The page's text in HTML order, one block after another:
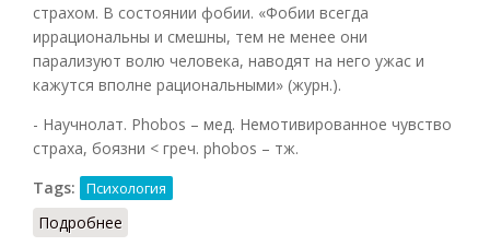
страхом. В состоянии фобии. «Фобии всегда
иррациональны и смешны, тем не менее они
парализуют волю человека, наводят на него ужас и
кажутся вполне рациональными» (журн.).
- Научнолат. Phobos – мед. Немотивированное чувство
страха, боязни < греч. phobos – тж.
Tags:
Психология
Подробнее